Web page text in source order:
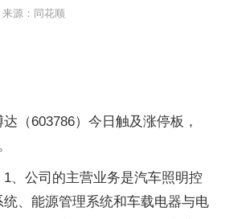
源：同花顺
（603786）今日触及涨停板，
、公司的主营业务是汽车照明控
、能源管理系统和车载电器与电